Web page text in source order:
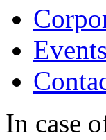
Events
In case